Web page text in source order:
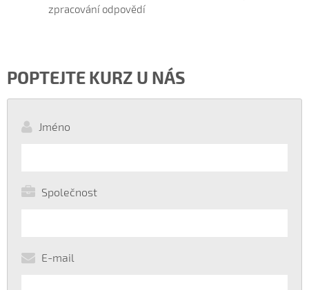
zpracování odpovědí
POPTEJTE KURZ U NÁS
Jméno
Společnost
E-mail